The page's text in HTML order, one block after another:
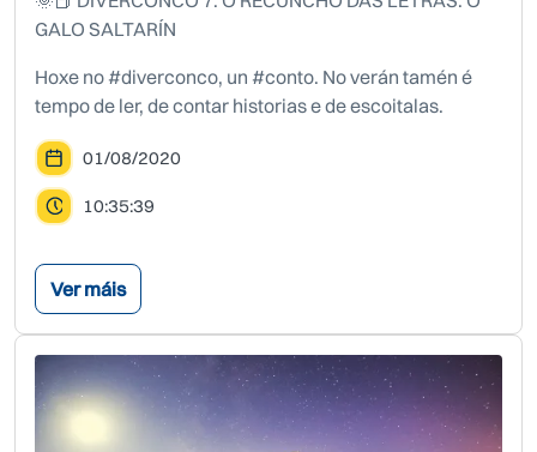
GALO SALTARÍN
Hoxe no #diverconco, un #conto. No verán tamén é
tempo de ler, de contar historias e de escoitalas.
01/08/2020
10:35:39
Ver máis